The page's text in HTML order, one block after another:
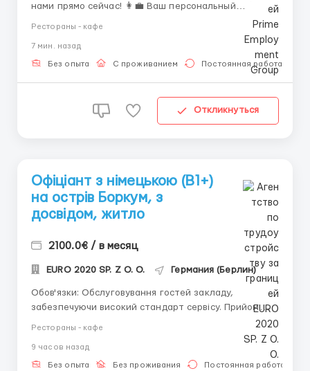
нами прямо сейчас! 👩‍💼 Ваш персональный
992 627 └ +44 7746 566 931 ✈️ Telegram: └ +44 7353
957 710 ✨ Напишите нам — и сделайте первый шаг к
новой работе и достойному заработку! ...
Рестораны - кафе
7 мин. назад
Без опыта С проживанием Постоянная работа
Откликнуться
Офіціант з німецькою (B1+)
на острів Боркум, з
досвідом, житло
2100.0€ / в месяц
EURO 2020 SP. Z O. O. Германия (Берлин)
Обов'язки: Обслуговування гостей закладу,
забезпечуючи високий стандарт сервісу. Прийом
Обов'язковий досвід роботи офіціантом. Впевнене
володіння німецькою мовою на рівні від В1 і вище.
Розглядаються переважно дівчата, але також
Рестораны - кафе
9 часов назад
Без опыта Без проживания Постоянная работа